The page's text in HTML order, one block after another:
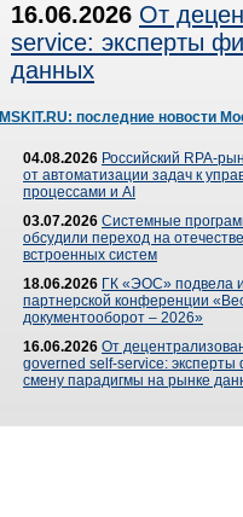
16.06.2026 От
service: эксперты
данных
MSKIT.RU: последние новости
04.08.2026 Российский RPA-
от автоматизации задач к
процессами и AI
03.07.2026 Системные
обсудили переход на
встроенных систем
18.06.2026 ГК «ЭОС» подвела
партнерской конференции
документооборот – 2026»
16.06.2026 От
governed self-service: эксперты
смену парадигмы на рынке